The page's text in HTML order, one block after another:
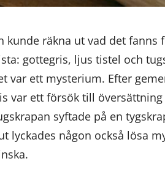
räkna ut vad det fanns
gottegris, ljus tistel och
var ett mysterium. Efter
var ett försök till
syftade på en
lyckades någon också lösa